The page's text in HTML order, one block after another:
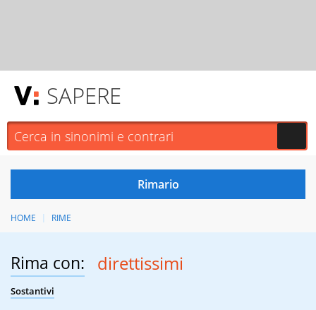
SAPERE
HOME RIME
Rima con: direttissimi
Sostantivi